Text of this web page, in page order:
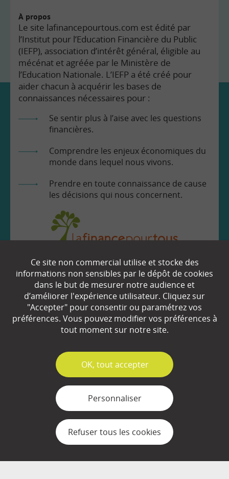
À propos
Le site lafinancepourtous.com est édité par
l’Institut pour l’Education Financière du Public
(IEFP), association d’intérêt général, éligible au
mécénat et agréée par le Ministère de
l’Education Nationale. L’IEFP a été créé pour
aider chacun à acquérir les bases de
connaissances nécessaires pour :
Se sentir plus à l’aise avec les questions
financières.
Comprendre les enjeux économiques du
monde dans lequel nous vivons.
Prendre en toute connaissance de cause
les décisions qui nous concernent.
EN SAVOIR
Qui sommes-nous ?
Partenaires
Plan du site
Mentions légales
Gestion des cookies
Ce site non commercial utilise et stocke des
informations non sensibles par le dépôt de cookies
dans le but de mesurer notre audience et
d’améliorer l'expérience utilisateur. Cliquez sur
"Accepter" pour consentir ou paramétrez vos
préférences. Vous pouvez modifier vos préférences à
tout moment sur notre site.
✓
OK, tout accepter
Personnaliser
Refuser tous les cookies